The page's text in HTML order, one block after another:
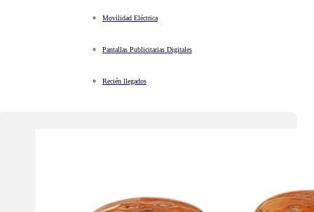
Movilidad Eléctrica
Pantallas Publicitarias Digitales
Recién llegados